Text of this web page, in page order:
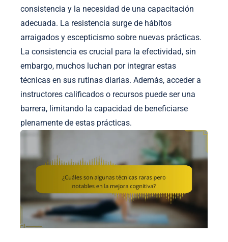
consistencia y la necesidad de una capacitación
adecuada. La resistencia surge de hábitos
arraigados y escepticismo sobre nuevas prácticas.
La consistencia es crucial para la efectividad, sin
embargo, muchos luchan por integrar estas
técnicas en sus rutinas diarias. Además, acceder a
instructores calificados o recursos puede ser una
barrera, limitando la capacidad de beneficiarse
plenamente de estas prácticas.